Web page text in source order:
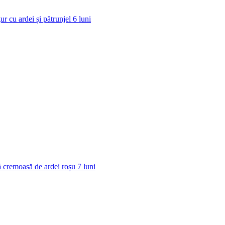
cu ardei și pătrunjel 6 luni
cremoasă de ardei roșu 7 luni